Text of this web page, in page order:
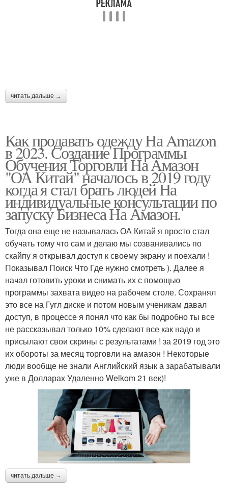
читать дальше →
Как продавать одежду На Amazon
в 2023. Создание Программы
Обучения Торговли На Амазон
"ОА Китай" началось в 2019 году
когда я стал брать людей На
индивидуальные консультации по
запуску Бизнеса На Амазон.
Тогда она еще не называлась ОА Китай я просто стал
обучать тому что сам и делаю мы созванивались по
скайпу я открывал доступ к своему экрану и поехали !
Показывал Поиск Что Где нужно смотреть ). Далее я
начал готовить уроки и снимать их с помощью
программы захвата видео на рабочем столе. Сохранял
это все на Гугл диске и потом новым ученикам давал
доступ, в процессе я понял что как бы подробно ты все
не рассказывал только 10% сделают все как надо и
присылают свои скрины с результатами ! за 2019 год это
их обороты за месяц торговли на амазон ! Некоторые
люди вообще не знали Английский язык а зарабатывали
уже в Долларах Удаленно Welkom 21 век)!
читать дальше →